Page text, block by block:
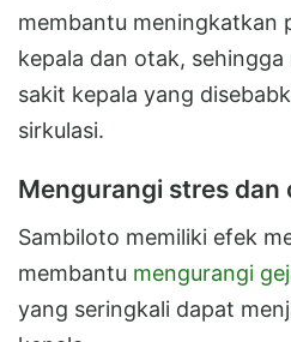
membantu meningkatkan
kepala dan otak,
sakit kepala yang
sirkulasi.
Mengurangi stres dan
Sambiloto memiliki efek
membantu mengurangi
yang seringkali dapat